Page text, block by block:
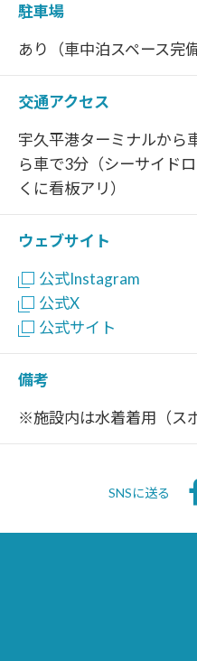
駐車場
あり（車中泊スペース完備
交通アクセス
宇久平港ターミナルから
ら車で3分（シーサイド
くに看板アリ）
ウェブサイト
公式Instagram
公式X
公式サイト
備考
※施設内は水着着用（ス
SNSに送る